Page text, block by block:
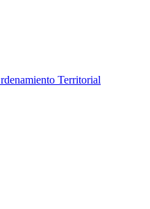
Territorial